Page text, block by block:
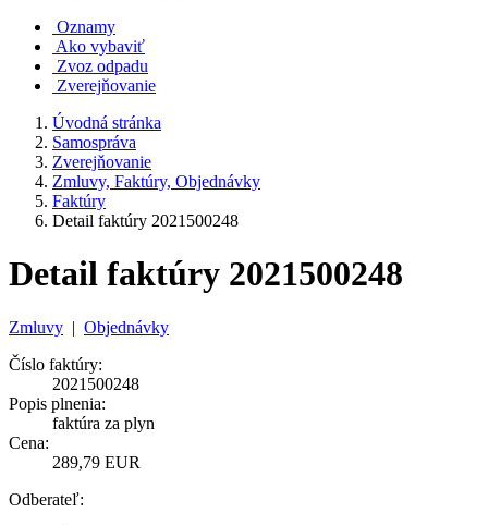
Oznamy
Ako vybaviť
Zvoz odpadu
Zverejňovanie
Úvodná stránka
Samospráva
Zverejňovanie
Zmluvy, Faktúry, Objednávky
Faktúry
Detail faktúry 2021500248
Detail faktúry 2021500248
Zmluvy | Objednávky
Číslo faktúry:
2021500248
Popis plnenia:
faktúra za plyn
Cena:
289,79 EUR
Odberateľ: